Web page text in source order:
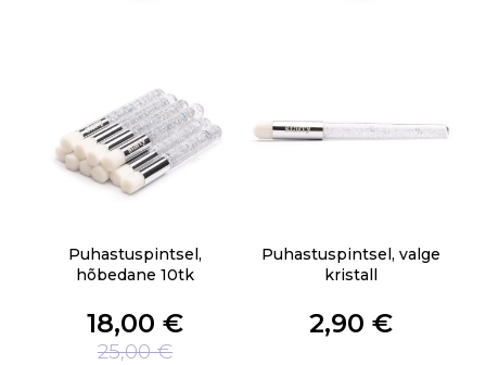
Puhastuspintsel,
hõbedane 10tk
18,00 €
25,00 €
Puhastuspintsel, valge
kristall
2,90 €